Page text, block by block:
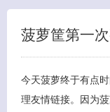
菠萝筐第一
今天菠萝终于有点
理友情链接。因为